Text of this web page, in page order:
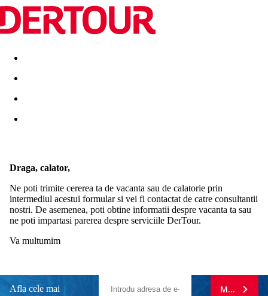
Destinatii Vacanta perfecta OFERTE DE NERATAT
Draga, calator,
Ne poti trimite cererea ta de vacanta sau de calatorie prin
intermediul acestui formular si vei fi contactat de catre consultantii
nostri. De asemenea, poti obtine informatii despre vacanta ta sau
ne poti impartasi parerea despre serviciile DerTour.
Va multumim
Afla cele mai MA